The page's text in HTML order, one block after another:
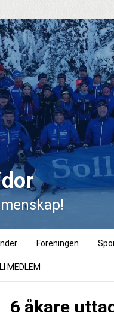
Föreningen
MEDLEM
6 åkare